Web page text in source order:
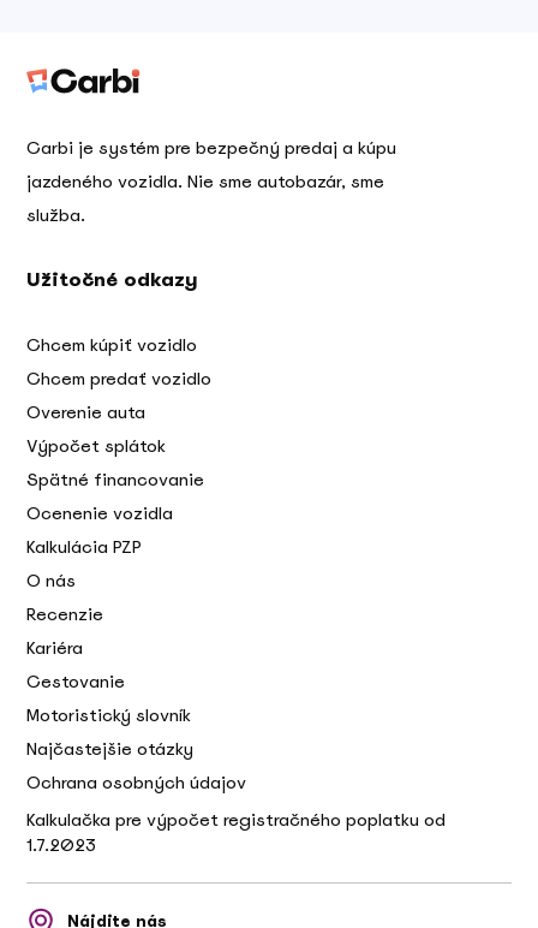
Carbi je systém pre bezpečný predaj a kúpu
jazdeného vozidla. Nie sme autobazár, sme
služba.
Užitočné odkazy
Chcem kúpiť vozidlo
Chcem predať vozidlo
Overenie auta
Výpočet splátok
Spätné financovanie
Ocenenie vozidla
Kalkulácia PZP
O nás
Recenzie
Kariéra
Cestovanie
Motoristický slovník
Najčastejšie otázky
Ochrana osobných údajov
Kalkulačka pre výpočet registračného poplatku od
1.7.2023
Nájdite nás